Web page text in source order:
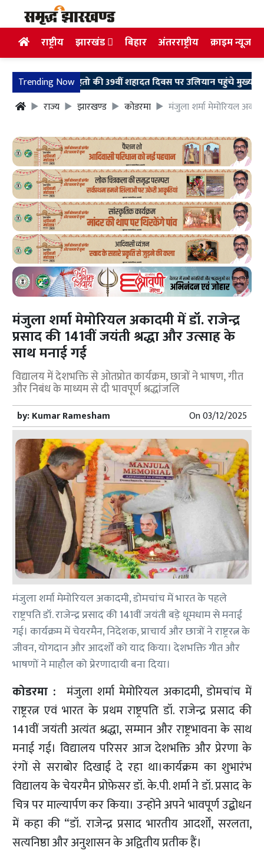
राष्ट्रीय झारखंड बिहार अंतरराष्ट्रीय क्राइम न्यूज
Trending Now
निर्मल महतो की 39वीं शहादत दिवस पर उलियान पहुंचे मुख्यमंत्री हेमंत
राज्य
झारखण्ड कोडरमा मंजुला शर्मा मेमोरियल
मंजुला शर्मा मेमोरियल अकादमी में डॉ. राजेन्द्र
प्रसाद की 141वीं जयंती श्रद्धा और उत्साह के
साथ मनाई गई
विद्यालय में देशभक्ति से ओतप्रोत कार्यक्रम, छात्रों ने भाषण, गीत
और निबंध के माध्यम से दी भावपूर्ण श्रद्धांजलि
by:Kumar Ramesham On03/12/2025
मंजुला शर्मा मेमोरियल अकादमी, डोमचांच में भारत के पहले
राष्ट्रपति डॉ. राजेन्द्र प्रसाद की 141वीं जयंती बड़े धूमधाम से मनाई
गई। कार्यक्रम में चेयरमैन, निदेशक, प्राचार्य और छात्रों ने राष्ट्ररत्न के
जीवन, योगदान और आदर्शों को याद किया। देशभक्ति गीत और
भाषणों ने माहौल को प्रेरणादायी बना दिया।
कोडरमा :मंजुला शर्मा मेमोरियल अकादमी, डोमचांच में
राष्ट्ररत्न एवं भारत के प्रथम राष्ट्रपति डॉ. राजेन्द्र प्रसाद की
141वीं जयंती अत्यंत श्रद्धा, सम्मान और राष्ट्रभावना के साथ
मनाई गई। विद्यालय परिसर आज देशभक्ति और प्रेरणा के
रंगों से सराबोर दिखाई दे रहा था।कार्यक्रम का शुभारंभ
विद्यालय के चेयरमैन प्रोफ़ेसर डॉ. के.पी. शर्मा ने डॉ. प्रसाद के
चित्र पर माल्यार्पण कर किया। उन्होंने अपने भावपूर्ण उद्बोधन
में कहा की “डॉ. राजेन्द्र प्रसाद भारतीय आदर्शों, सरलता,
सत्यनिष्ठा और अनुशासन के अद्वितीय प्रतीक हैं।